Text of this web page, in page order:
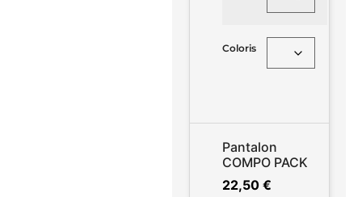
Coloris
Pantalon
COMPO PACK
22,50 €